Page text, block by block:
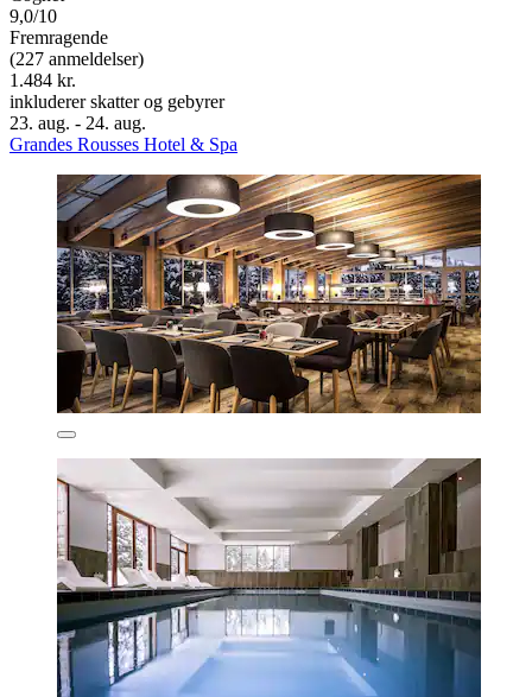
9,0/10
Fremragende
(227 anmeldelser)
1.484 kr.
inkluderer skatter og gebyrer
23. aug. - 24. aug.
Grandes Rousses Hotel & Spa